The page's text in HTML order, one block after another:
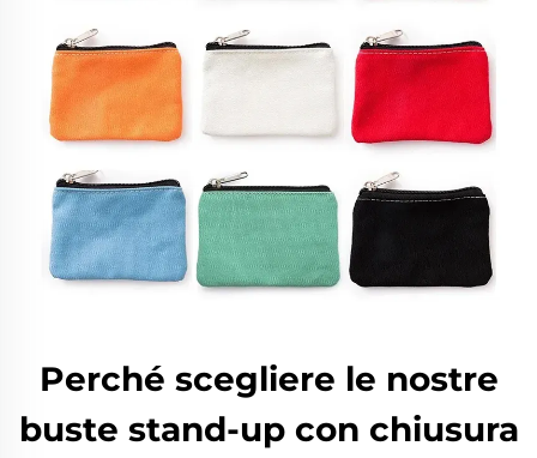
Perché scegliere le nostre
buste stand-up con chiusura